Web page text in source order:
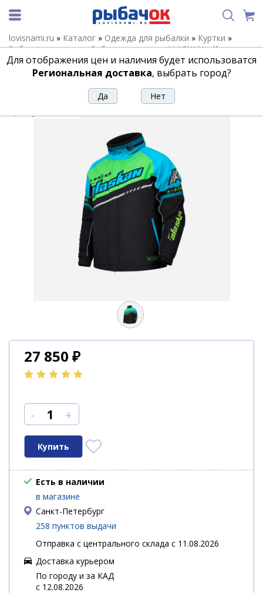
lovisnami.ru » Каталог » Одежда для рыбалки » Куртки »
Забродные куртки»Забродные куртки ALASKAN»Куртка
мембранная с магн. застежкой Alaskan X-Racer XXLS
Куртка мембранная с магн.
застежкой Alaskan X-Racer XXLS
27 850 ₽
- +
Есть в наличии
в магазине
Санкт-Петербург
258 пунктов выдачи
Отправка с центрального склада с 11.08.2026
Доставка курьером
По городу и за КАД
c 12.08.2026
Для отображения цен и наличия будет использоватся
Региональная доставка, выбрать город?